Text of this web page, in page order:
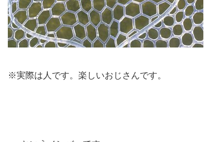
※実際は人です。楽しいおじさんです。